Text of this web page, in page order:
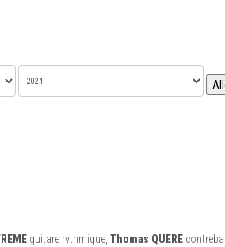
guitare rythmique, Thomas QUERE